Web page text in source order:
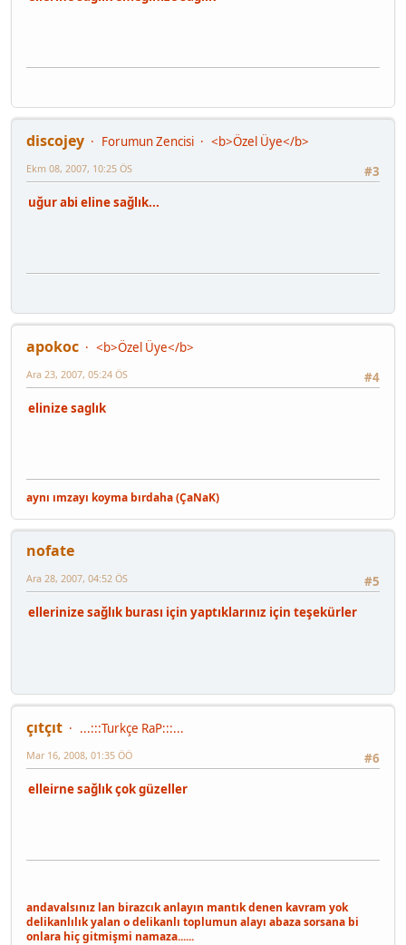
discojey Forumun Zencisi
<b>Özel Üye</b>
#3
Ekm 08, 2007, 10:25 ÖS
uğur abi eline sağlık...
apokoc
<b>Özel Üye</b>
#4
Ara 23, 2007, 05:24 ÖS
elinize saglık
aynı ımzayı koyma bırdaha (ÇaNaK)
nofate
#5
Ara 28, 2007, 04:52 ÖS
ellerinize sağlık burası için yaptıklarınız için teşekürler
çıtçıt
...:::Turkçe RaP:::...
#6
Mar 16, 2008, 01:35 ÖÖ
elleirne sağlık çok güzeller
andavalsınız lan birazcık anlayın mantık denen kavram yok
delikanlılık yalan o delikanlı toplumun alayı abaza sorsana bi
onlara hiç gitmişmi namaza......